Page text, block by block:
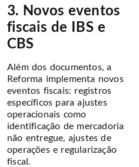
3. Novos eventos
fiscais de IBS e
CBS
Além dos documentos, a
Reforma implementa novos
eventos fiscais: registros
específicos para ajustes
operacionais como
identificação de mercadoria
não entregue, ajustes de
operações e regularização
fiscal.